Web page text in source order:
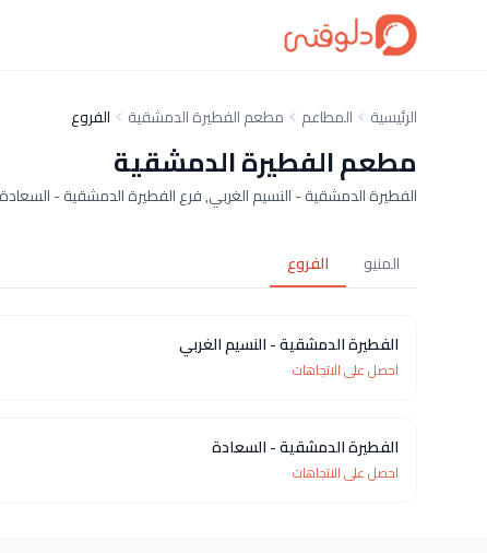
الرئيسية المطاعم مطعم الفطيرة الدمشقية الفروع
مطعم الفطيرة الدمشقية
الفطيرة الدمشقية - النسيم الغربي, فرع الفطيرة الدمشقية - السعادة
المنيو الفروع
الفطيرة الدمشقية - النسيم الغربي
احصل على الاتجاهات
الفطيرة الدمشقية - السعادة
احصل على الاتجاهات